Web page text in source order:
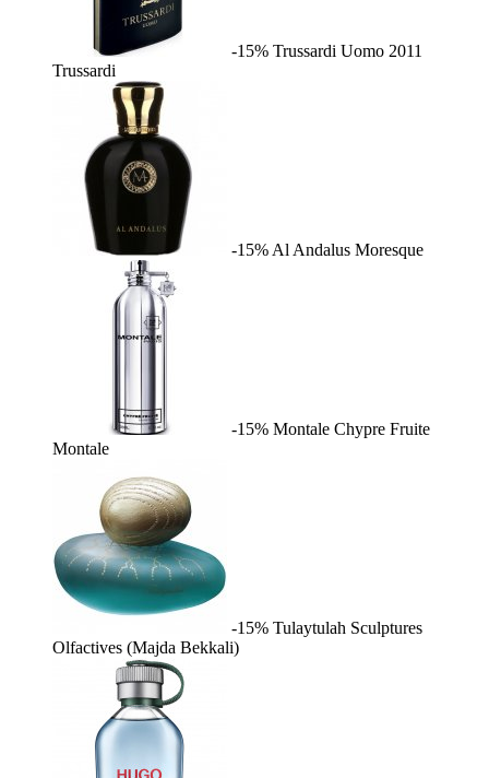
-15% Trussardi Uomo 2011
Trussardi
-15% Al Andalus Moresque
-15% Montale Chypre Fruite
Montale
-15% Tulaytulah Sculptures
Olfactives (Majda Bekkali)